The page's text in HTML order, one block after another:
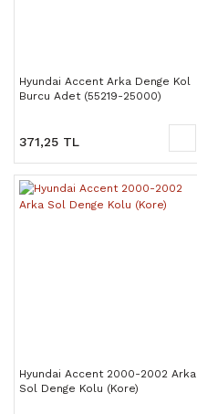
Hyundai Accent Arka Denge Kol
Burcu Adet (55219-25000)
371,25 TL
Hyundai Accent 2000-2002 Arka
Sol Denge Kolu (Kore)